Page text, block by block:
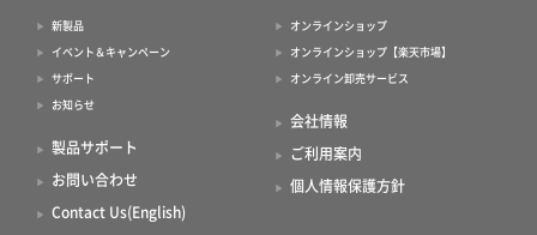
新製品
イベント＆キャンペーン
サポート
お知らせ
製品サポート
お問い合わせ
Contact Us(English)
オンラインショップ
オンラインショップ【楽天市場】
オンライン卸売サービス
会社情報
ご利用案内
個人情報保護方針